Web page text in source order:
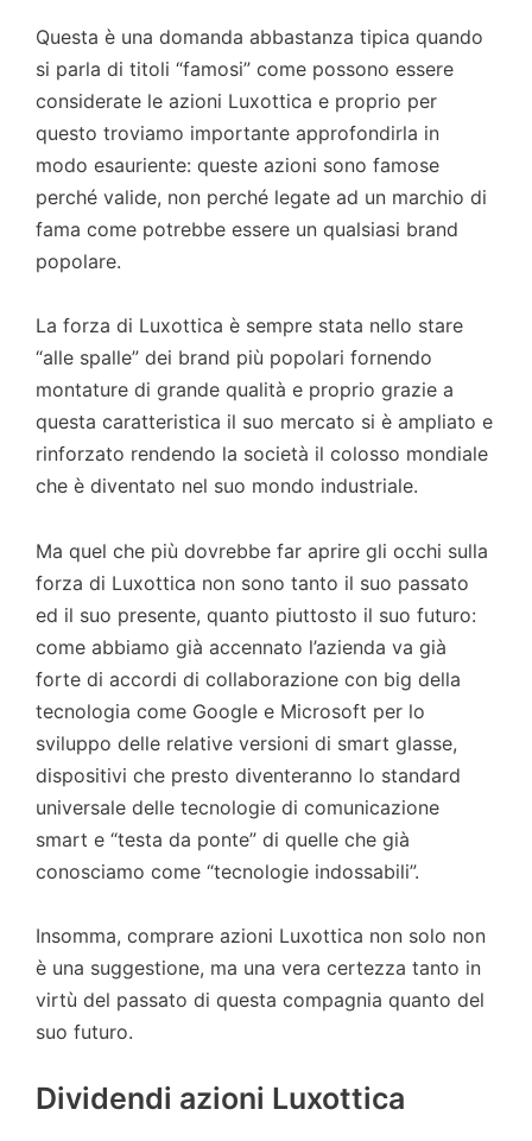
Questa è una domanda abbastanza tipica quando
si parla di titoli “famosi” come possono essere
considerate le azioni Luxottica e proprio per
questo troviamo importante approfondirla in
modo esauriente: queste azioni sono famose
perché valide, non perché legate ad un marchio di
fama come potrebbe essere un qualsiasi brand
popolare.
La forza di Luxottica è sempre stata nello stare
“alle spalle” dei brand più popolari fornendo
montature di grande qualità e proprio grazie a
questa caratteristica il suo mercato si è ampliato e
rinforzato rendendo la società il colosso mondiale
che è diventato nel suo mondo industriale.
Ma quel che più dovrebbe far aprire gli occhi sulla
forza di Luxottica non sono tanto il suo passato
ed il suo presente, quanto piuttosto il suo futuro:
come abbiamo già accennato l’azienda va già
forte di accordi di collaborazione con big della
tecnologia come Google e Microsoft per lo
sviluppo delle relative versioni di smart glasse,
dispositivi che presto diventeranno lo standard
universale delle tecnologie di comunicazione
smart e “testa da ponte” di quelle che già
conosciamo come “tecnologie indossabili”.
Insomma, comprare azioni Luxottica non solo non
è una suggestione, ma una vera certezza tanto in
virtù del passato di questa compagnia quanto del
suo futuro.
Dividendi azioni Luxottica